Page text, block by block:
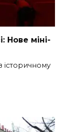
Нове міні-
історичному